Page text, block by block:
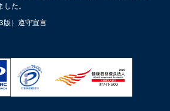
た。
版）遵守宣言